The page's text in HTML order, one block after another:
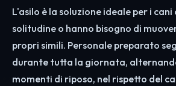
L'asilo è la soluzione ideale per i
solitudine o hanno bisogno di
propri simili. Personale preparato
durante tutta la giornata,
momenti di riposo, nel rispetto del